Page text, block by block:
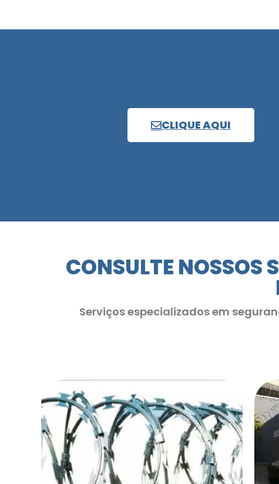
CLIQUE AQUI
CONSULTE NOSSOS
Serviços especializados em